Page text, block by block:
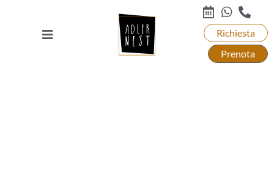
Richiesta
Prenota